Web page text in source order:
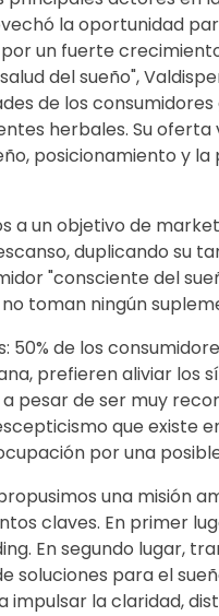
la oportunidad
un fuerte
del sueño",
de los
herbales. Su oferta
posicionamiento y
a un objetivo de
duplicando su
"consciente del
toman ningún
50% de los
prefieren aliviar los
a pesar de ser muy
que existe
por una
una misión
claves. En primer
En segundo lugar,
soluciones para el
la claridad,